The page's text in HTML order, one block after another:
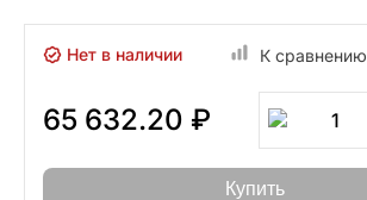
Нет в наличии К сравнению
65 632.20 ₽ 1
Купить